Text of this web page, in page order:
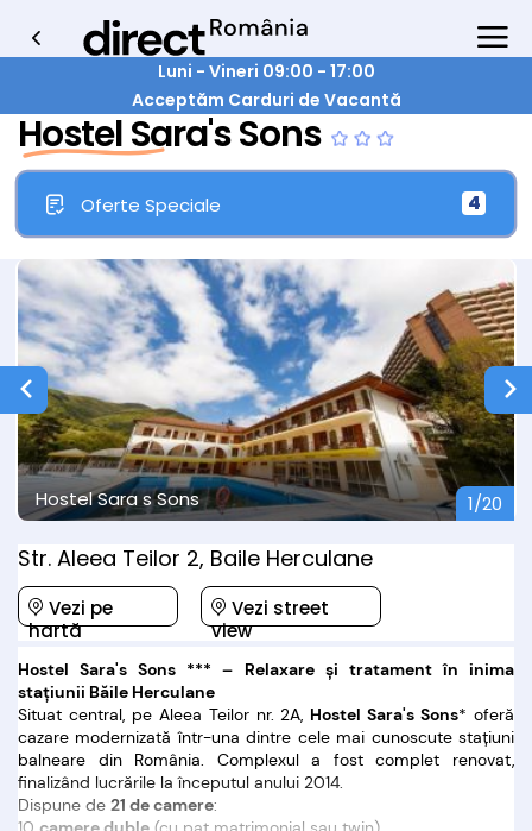
Luni - Vineri 09:00 - 17:00
Acceptăm Carduri de Vacantă
Hostel Sara's Sons
Oferte Speciale 4
Str. Aleea Teilor 2, Baile Herculane
Vezi pe
hartă
Vezi street
view
Hostel Sara's Sons *** – Relaxare și tratament în inima
stațiunii Băile Herculane
Situat central, pe Aleea Teilor nr. 2A, Hostel Sara's Sons* oferă
cazare modernizată într-una dintre cele mai cunoscute stațiuni
balneare din România. Complexul a fost complet renovat,
finalizând lucrările la începutul anului 2014.
Dispune de 21 de camere: